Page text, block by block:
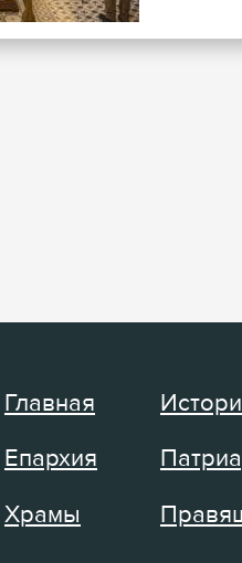
Главная
Епархия
Храмы